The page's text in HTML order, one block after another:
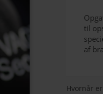
til
af
Hvornår